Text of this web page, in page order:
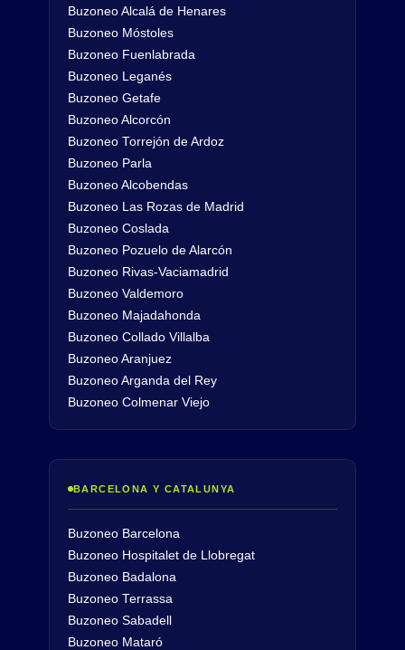
Buzoneo Alcalá de Henares
Buzoneo Móstoles
Buzoneo Fuenlabrada
Buzoneo Leganés
Buzoneo Getafe
Buzoneo Alcorcón
Buzoneo Torrejón de Ardoz
Buzoneo Parla
Buzoneo Alcobendas
Buzoneo Las Rozas de Madrid
Buzoneo Coslada
Buzoneo Pozuelo de Alarcón
Buzoneo Rivas-Vaciamadrid
Buzoneo Valdemoro
Buzoneo Majadahonda
Buzoneo Collado Villalba
Buzoneo Aranjuez
Buzoneo Arganda del Rey
Buzoneo Colmenar Viejo
BARCELONA Y CATALUNYA
Buzoneo Barcelona
Buzoneo Hospitalet de Llobregat
Buzoneo Badalona
Buzoneo Terrassa
Buzoneo Sabadell
Buzoneo Mataró